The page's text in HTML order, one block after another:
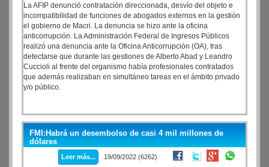
La AFIP denunció contratación direccionada, desvío del objeto e
incompatibilidad de funciones de abogados externos en la gestión
el gobierno de Macri. La denuncia se hizo ante la oficina
anticorrupción. La Administración Federal de Ingresos Públicos
realizó una denuncia ante la Oficina Anticorrupción (OA), tras
detectarse que durante las gestiones de Alberto Abad y Leandro
Cuccioli al frente del organismo había profesionales contratados
que además realizaban en simultáneo tareas en el ámbito privado
y/o público.
FMI:Habrá un desembolso de casi 4 mil millones de
dólares
Leer más... 19/09/2022 (6262)